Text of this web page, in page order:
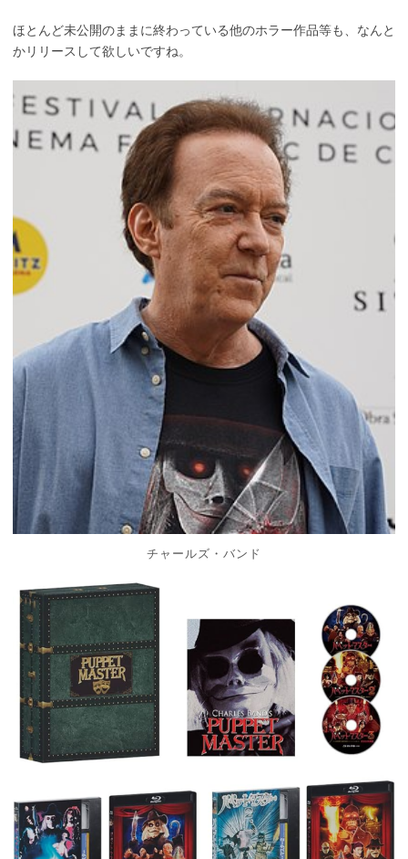
ほとんど未公開のままに終わっている他のホラー作品等も、なんと
かリリースして欲しいですね。
チャールズ・バンド